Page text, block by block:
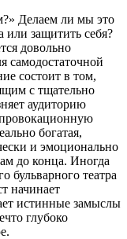
Делаем ли мы это
или защитить себя?
довольно
самодостаточной
состоит в том,
с тщательно
аудиторию
богатая,
и эмоционально
до конца. Иногда
бульварного театра
начинает
истинные замыслы
глубоко